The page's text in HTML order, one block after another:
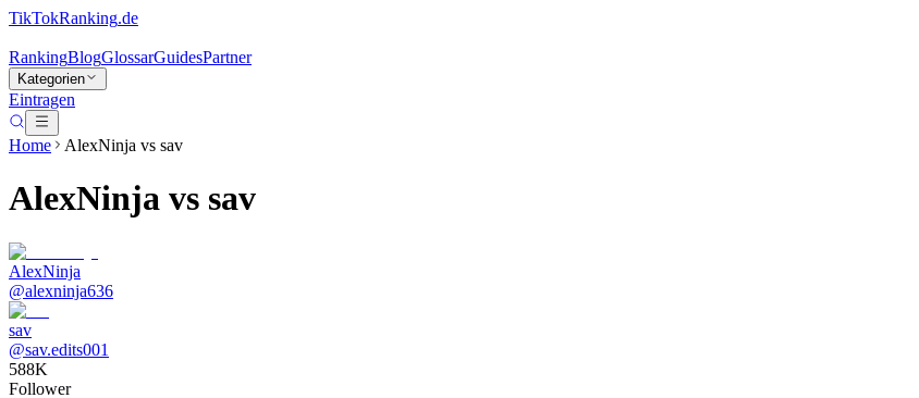
TikTokRanking.de
RankingBlogGlossarGuidesPartner
Kategorien
Eintragen
Home AlexNinja vs sav
AlexNinja vs sav
AlexNinja
@alexninja636
sav
@sav.edits001
588K
Follower